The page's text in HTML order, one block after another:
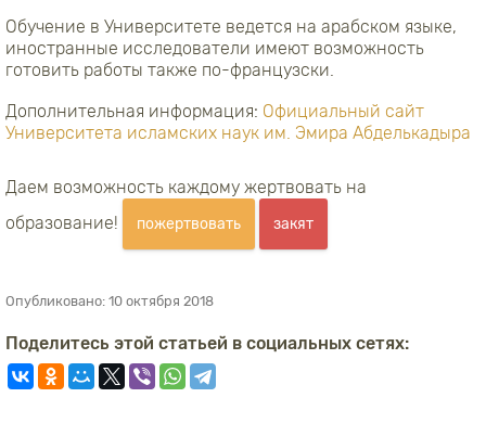
Обучение в Университете ведется на арабском языке,
иностранные исследователи имеют возможность
готовить работы также по-французски.
Дополнительная информация: Официальный сайт
Университета исламских наук им. Эмира Абделькадыра
Даем возможность каждому жертвовать на
образование!
пожертвовать закят
Опубликовано: 10 октября 2018
Поделитесь этой статьей в социальных сетях: